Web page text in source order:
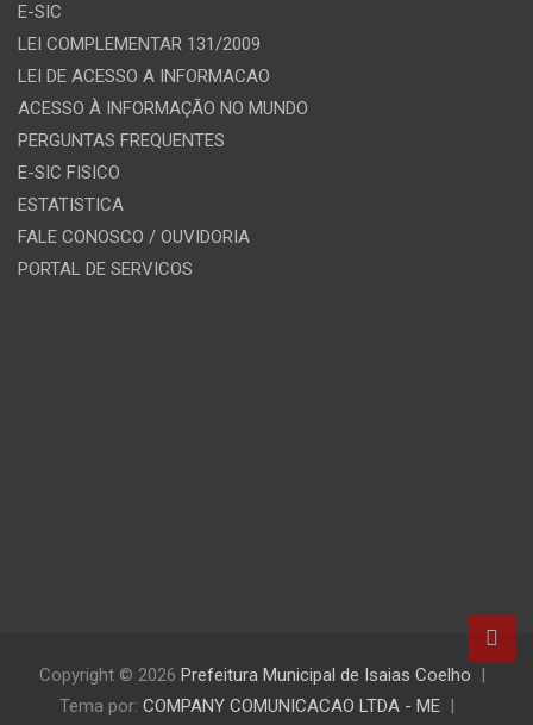
E-SIC
LEI COMPLEMENTAR 131/2009
LEI DE ACESSO A INFORMACAO
ACESSO À INFORMAÇÃO NO MUNDO
PERGUNTAS FREQUENTES
E-SIC FISICO
ESTATISTICA
FALE CONOSCO / OUVIDORIA
PORTAL DE SERVICOS
Copyright © 2026 Prefeitura Municipal de Isaias Coelho
Tema por: COMPANY COMUNICACAO LTDA - ME